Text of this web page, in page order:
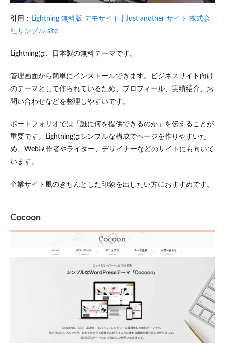
引用： Lightning 無料版 デモサイト | Just another サイト 株式会
社サンプル site
Lightningは、日本製の無料テーマです。
管理画面から簡単にインストールできます。ビジネスサイト向け
のテーマとして作られているため、プロフィール、実績紹介、お
問い合わせなどを整理しやすいです。
ポートフォリオでは「誰に何を提供できるのか」を伝えることが
重要です。Lightningはシンプルな構成でページを作りやすいた
め、Web制作者やライター、デザイナーなどのサイトにも向いて
います。
企業サイト風のきちんとした印象を出したい方におすすめです。
Cocoon